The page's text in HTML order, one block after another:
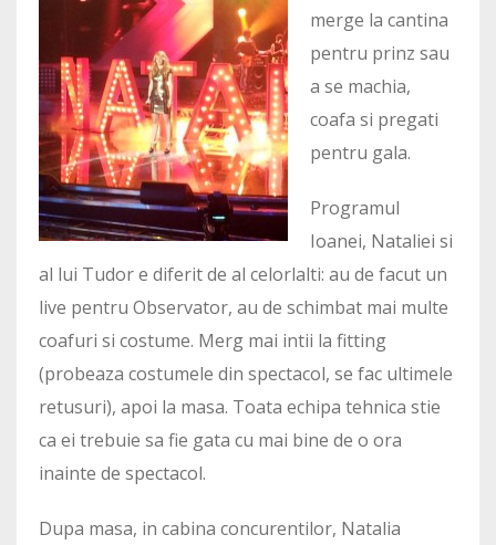
merge la cantina
pentru prinz sau
a se machia,
coafa si pregati
pentru gala.
Programul
Ioanei, Nataliei si
al lui Tudor e diferit de al celorlalti: au de facut un
live pentru Observator, au de schimbat mai multe
coafuri si costume. Merg mai intii la fitting
(probeaza costumele din spectacol, se fac ultimele
retusuri), apoi la masa. Toata echipa tehnica stie
ca ei trebuie sa fie gata cu mai bine de o ora
inainte de spectacol.
Dupa masa, in cabina concurentilor, Natalia